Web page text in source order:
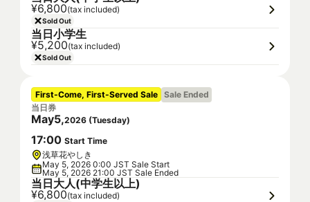
¥6,800(tax included)
Sold Out
当日小学生
¥5,200(tax included)
Sold Out
First-Come, First-Served Sale Sale Ended
当日券
May5,2026 (Tuesday)
17:00 Start Time
浅草花やしき
May 5, 2026 0:00 JST Sale Start
May 5, 2026 21:00 JST Sale Ended
当日大人(中学生以上)
¥6,800(tax included)